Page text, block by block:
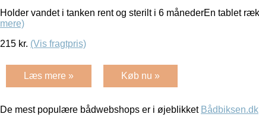
Holder vandet i tanken rent og sterilt i 6 månederEn tablet
mere)
215 kr. (Vis fragtpris)
Læs mere » Køb nu »
De mest populære bådwebshops er i øjeblikket Bådbiksen.dk